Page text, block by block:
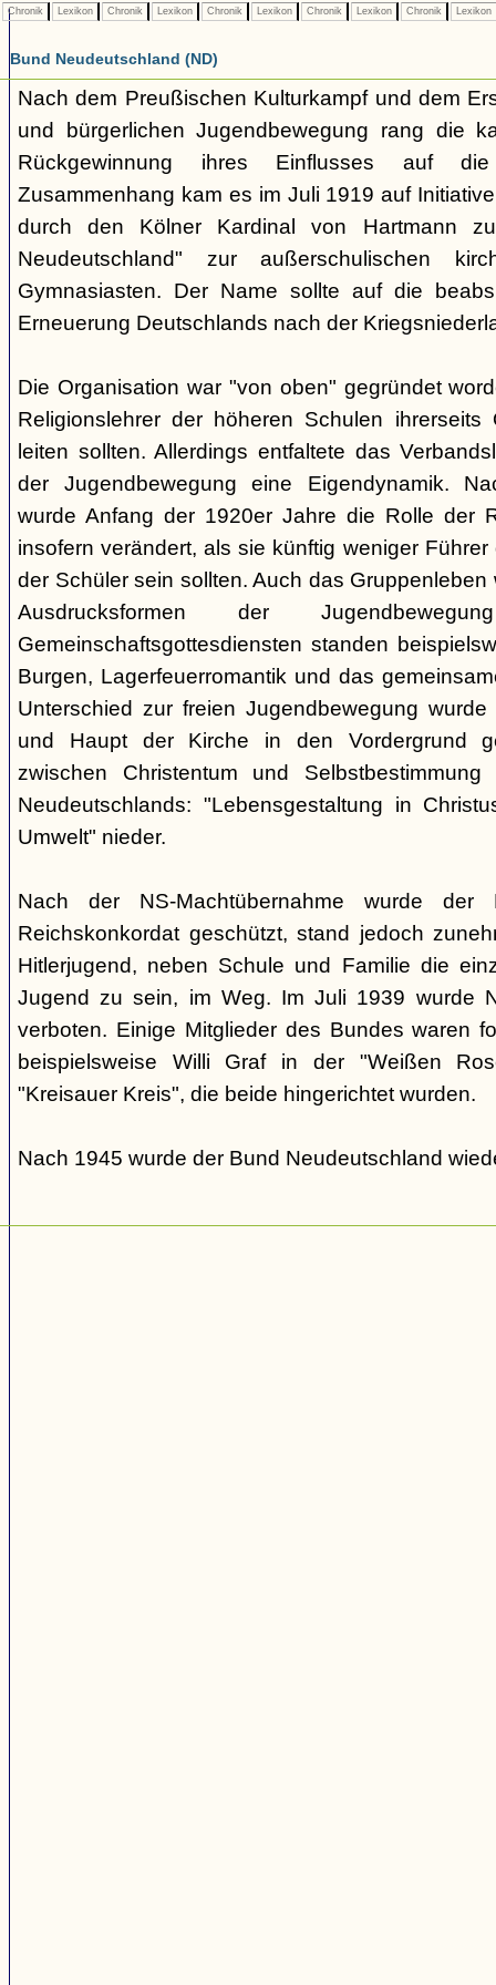
Chronik Lexikon Chronik Lexikon Chronik Lexikon Chronik Lexikon Chronik Lexikon
Bund Neudeutschland (ND)
Nach dem Preußischen Kulturkampf und dem
und bürgerlichen Jugendbewegung rang die
Rückgewinnung ihres Einflusses auf
Zusammenhang kam es im Juli 1919 auf
durch den Kölner Kardinal von Hartmann
Neudeutschland" zur außerschulischen
Gymnasiasten. Der Name sollte auf die
Erneuerung Deutschlands nach der
Die Organisation war "von oben" gegründet
Religionslehrer der höheren Schulen ihrerseits
leiten sollten. Allerdings entfaltete das
der Jugendbewegung eine Eigendynamik.
wurde Anfang der 1920er Jahre die Rolle der
insofern verändert, als sie künftig weniger
der Schüler sein sollten. Auch das
Ausdrucksformen der
Gemeinschaftsgottesdiensten standen
Burgen, Lagerfeuerromantik und das
Unterschied zur freien Jugendbewegung
und Haupt der Kirche in den Vordergrund
zwischen Christentum und
Neudeutschlands: "Lebensgestaltung in
Umwelt" nieder.
Nach der NS-Machtübernahme wurde
Reichskonkordat geschützt, stand jedoch
Hitlerjugend, neben Schule und Familie die
Jugend zu sein, im Weg. Im Juli 1939 wurde
verboten. Einige Mitglieder des Bundes waren
beispielsweise Willi Graf in der "Weißen
"Kreisauer Kreis", die beide hingerichtet wurden.
Nach 1945 wurde der Bund Neudeutschland